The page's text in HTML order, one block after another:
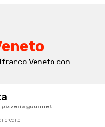
Veneto con
gourmet
credito